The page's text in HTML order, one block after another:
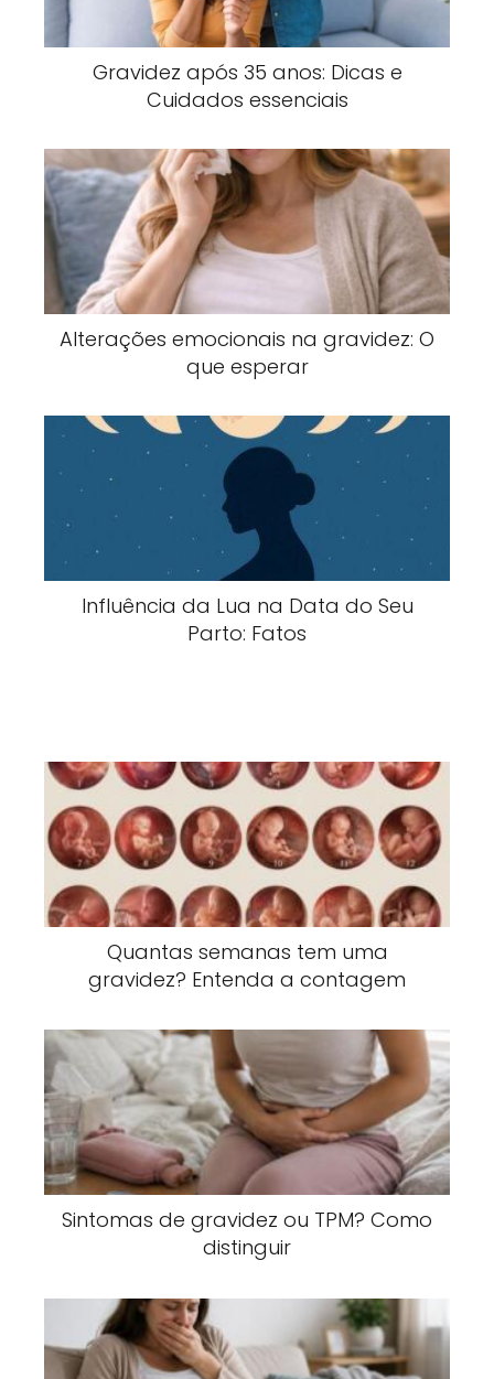
Gravidez após 35 anos: Dicas e
Cuidados essenciais
Alterações emocionais na gravidez: O
que esperar
Influência da Lua na Data do Seu
Parto: Fatos
Quantas semanas tem uma
gravidez? Entenda a contagem
Sintomas de gravidez ou TPM? Como
distinguir